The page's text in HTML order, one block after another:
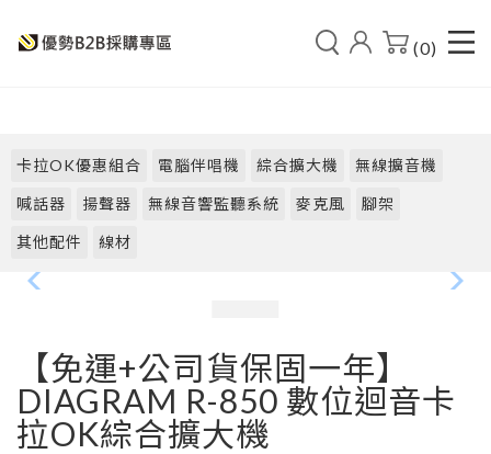
(0)
卡拉OK優惠組合 電腦伴唱機 綜合擴大機 無線擴音機
喊話器 揚聲器 無線音響監聽系統 麥克風 腳架
其他配件 線材
【免運+公司貨保固一年】
DIAGRAM R-850 數位迴音卡
拉OK綜合擴大機